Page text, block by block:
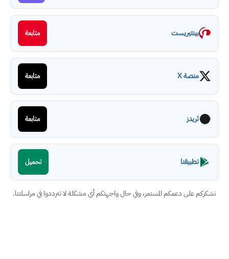
بينتيريست متابعة
منصة X متابعة
ثريدز متابعة
تطبيقنا تحميل
نشكركم على دعمكم المستمر، وفي حال واجهتكم أي مشكلة لا تترددوا في مراسلتنا.